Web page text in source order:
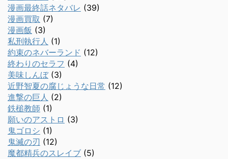
漫画最終話ネタバレ (39)
漫画買取 (7)
漫画飯 (3)
私刑執行人 (1)
約束のネバーランド (12)
終わりのセラフ (4)
美味しんぼ(3)
近野智夏の腐じょうな日常 (12)
進撃の巨人 (2)
鉄槌教師 (1)
願いのアストロ (3)
鬼ゴロシ (1)
鬼滅の刃 (12)
魔都精兵のスレイブ (5)